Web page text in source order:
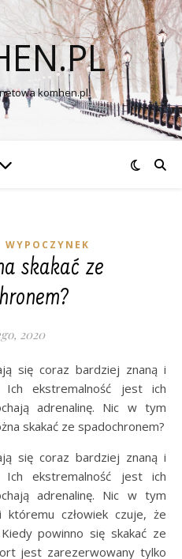
komhen.pl
skakać ze
2020
Ich ekstremalność jest ich
adrenalinę. Nic w tym
skakać ze spadochronem?
się coraz bardziej znaną i
Ich ekstremalność jest ich
adrenalinę. Nic w tym
któremu człowiek czuje, że
powinno się skakać ze
jest zarezerwowany tylko